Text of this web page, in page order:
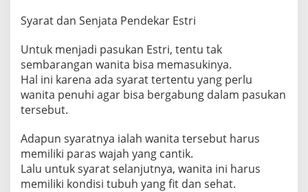
Syarat dan Senjata Pendekar Estri
Untuk menjadi pasukan Estri, tentu tak
sembarangan wanita bisa memasukinya.
Hal ini karena ada syarat tertentu yang perlu
wanita penuhi agar bisa bergabung dalam pasukan
tersebut.
Adapun syaratnya ialah wanita tersebut harus
memiliki paras wajah yang cantik.
Lalu untuk syarat selanjutnya, wanita ini harus
memiliki kondisi tubuh yang fit dan sehat.